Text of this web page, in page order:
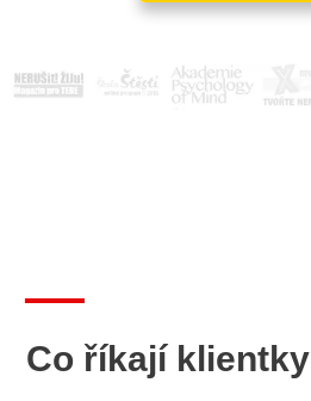
Co říkají klientky